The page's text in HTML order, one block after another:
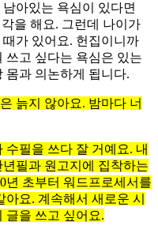
아있는 욕심이 있다면
을 해요. 그런데 나이가
가 있어요. 헌집이니까
쓰고 싶다는 욕심은 있는
몸과 의논하게 됩니다.
늙지 않아요. 밤마다 너
수필을 쓰다 잘 거예요. 내
필과 원고지에 집착하는
년 초부터 워드프로세서를
요. 계속해서 새로운 시
글을 쓰고 싶어요.